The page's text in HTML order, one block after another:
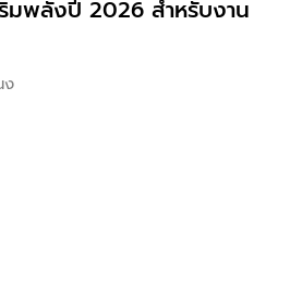
ริมพลังปี 2026 สำหรับงาน
ง